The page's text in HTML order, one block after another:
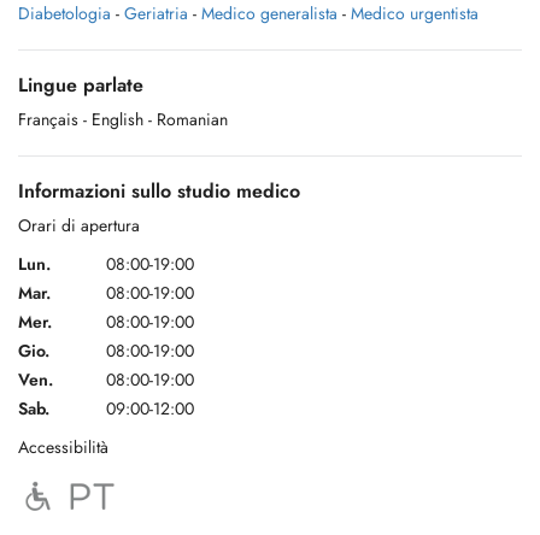
Diabetologia - Geriatria - Medico generalista - Medico urgentista
Lingue parlate
Français - English - Romanian
Informazioni sullo studio medico
Orari di apertura
Lun.
08:00-19:00
Mar.
08:00-19:00
Mer.
08:00-19:00
Gio.
08:00-19:00
Ven.
08:00-19:00
Sab.
09:00-12:00
Accessibilità